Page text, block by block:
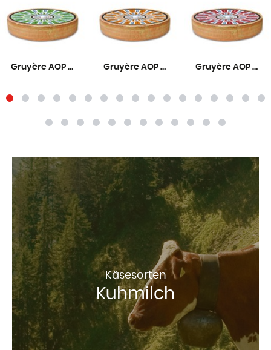
Gruyère AOP Mild 6 Monate Gruyère AOP Mittelreif 9 Monate Gruyère AOP Rezent 12 Monate
Käsesorten
Kuhmilch